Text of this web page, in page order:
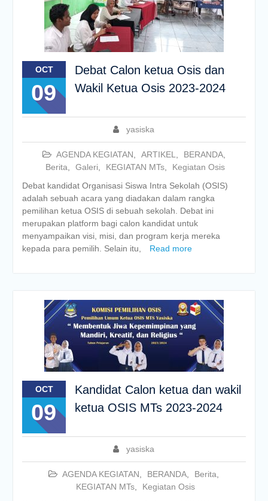
OCT
09
Debat Calon ketua Osis dan
Wakil Ketua Osis 2023-2024
yasiska
AGENDA KEGIATAN ARTIKEL BERANDA,
Berita
Galeri KEGIATAN MTs
Kegiatan Osis
Debat kandidat Organisasi Siswa Intra Sekolah (OSIS)
adalah sebuah acara yang diadakan dalam rangka
pemilihan ketua OSIS di sebuah sekolah. Debat ini
merupakan platform bagi calon kandidat untuk
menyampaikan visi, misi, dan program kerja mereka
kepada para pemilih. Selain itu,
Read more
OCT
09
Kandidat Calon ketua dan wakil
ketua OSIS MTs 2023-2024
yasiska
AGENDA KEGIATAN BERANDA Berita
KEGIATAN MTs,
Kegiatan Osis